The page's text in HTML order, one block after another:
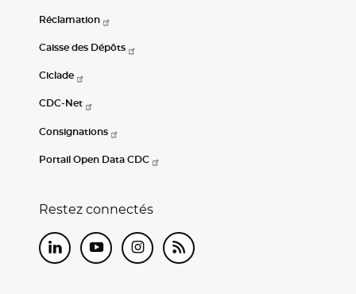
Réclamation
Caisse des Dépôts
Ciclade
CDC-Net
Consignations
Portail Open Data CDC
Restez connectés
LinkedInYoutubeInstagram
RSS